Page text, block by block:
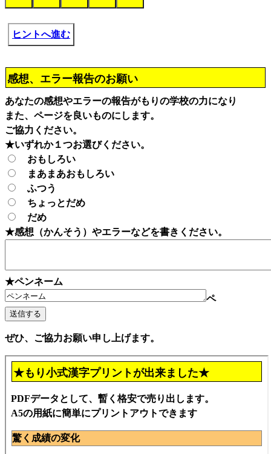
ヒントへ進む
感想、エラー報告のお願い
あなたの感想やエラーの報告がもりの学校の力になり
また、ページを良いものにします。
ご協力ください。
★いずれか１つお選びください。
おもしろい
まあまあおもしろい
ふつう
ちょっとだめ
だめ
★感想（かんそう）やエラーなどを書きください。
★ペンネーム
ペ
ぜひ、ご協力お願い申し上げます。